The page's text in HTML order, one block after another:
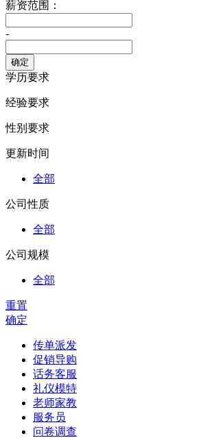
薪资范围：
-
学历要求
经验要求
性别要求
更新时间
全部
公司性质
全部
公司规模
全部
重置
确定
传单派发
促销导购
话务客服
礼仪模特
老师家教
服务员
问卷调查